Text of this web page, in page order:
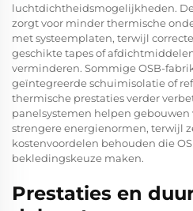
luchtdichtheidsmogelijkheden.
zorgt voor minder thermische
met systeemplaten, terwijl
geschikte tapes of
verminderen. Sommige OSB-
geïntegreerde schuimisolatie of
thermische prestaties verder
panelsystemen helpen gebouwen
strengere energienormen, terwijl
kostenvoordelen behouden die
bekledingskeuze maken.
Prestaties en